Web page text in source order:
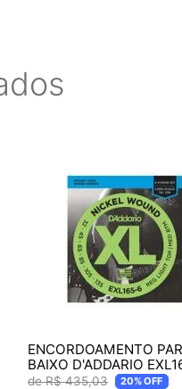
ENCORDOAMENTO
BAIXO D'ADDARIO
012329
R$ 435,03 20%OFF